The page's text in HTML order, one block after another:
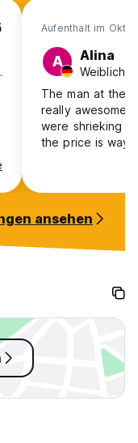
Aufenthalt im Okt
A Alina
The man at the
really awesome.
were shrieking
the price is way
ansehen